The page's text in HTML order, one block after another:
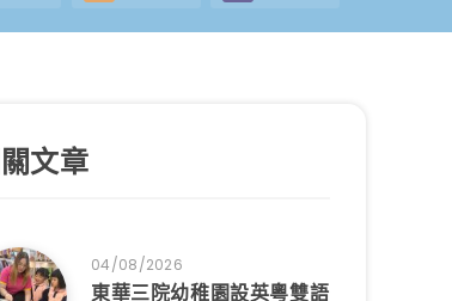
文章
04/08/2026
東華三院幼稚園設英粵雙語